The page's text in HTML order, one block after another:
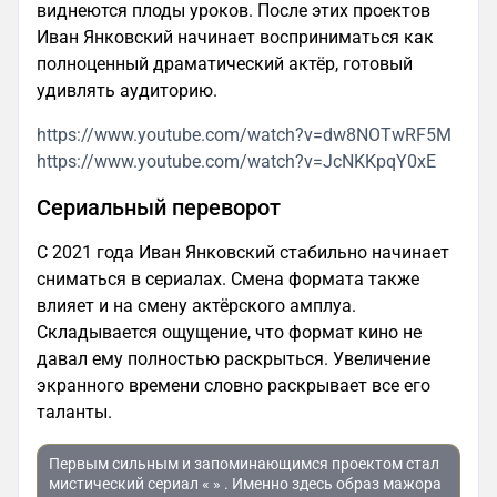
виднеются плоды уроков. После этих проектов
Иван Янковский начинает восприниматься как
полноценный драматический актёр, готовый
удивлять аудиторию.
https://www.youtube.com/watch?v=dw8NOTwRF5M
https://www.youtube.com/watch?v=JcNKKpqY0xE
Сериальный переворот
С 2021 года Иван Янковский стабильно начинает
сниматься в сериалах. Смена формата также
влияет и на смену актёрского амплуа.
Складывается ощущение, что формат кино не
давал ему полностью раскрыться. Увеличение
экранного времени словно раскрывает все его
таланты.
Первым сильным и запоминающимся проектом стал
мистический сериал « » . Именно здесь образ мажора